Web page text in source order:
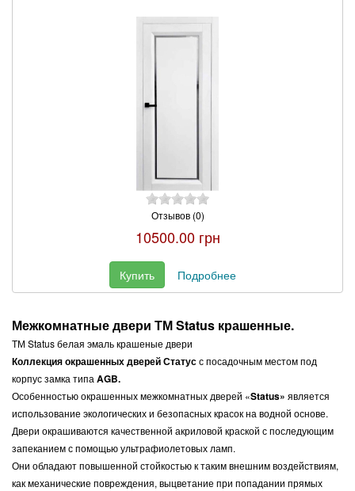
Отзывов (0)
10500.00 грн
Купить Подробнее
Межкомнатные двери ТМ Status крашенные.
ТМ Status белая эмаль крашеные двери
Коллекция окрашенных дверей Статусс посадочным местом под
корпус замка типа AGB.
Особенностью окрашенных межкомнатных дверей «Status» является
использование экологических и безопасных красок на водной основе.
Двери окрашиваются качественной акриловой краской с последующим
запеканием с помощью ультрафиолетовых ламп.
Они обладают повышенной стойкостью к таким внешним воздействиям,
как механические повреждения, выцветание при попадании прямых